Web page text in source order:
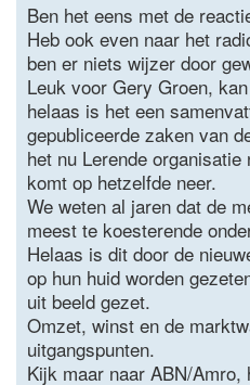
Ben het eens met de
Heb ook even naar het
ben er niets wijzer door
Leuk voor Gery Groen,
helaas is het een
gepubliceerde zaken van
het nu Lerende
komt op hetzelfde neer.
We weten al jaren dat de
meest te koesterende
Helaas is dit door de
op hun huid worden
uit beeld gezet.
Omzet, winst en de
uitgangspunten.
Kijk maar naar ABN/